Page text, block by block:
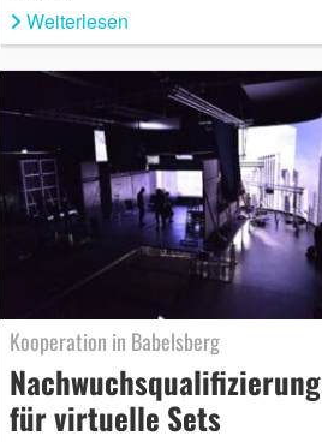
Weiterlesen
Kooperation in Babelsberg
Nachwuchsqualifizierung
für virtuelle Sets